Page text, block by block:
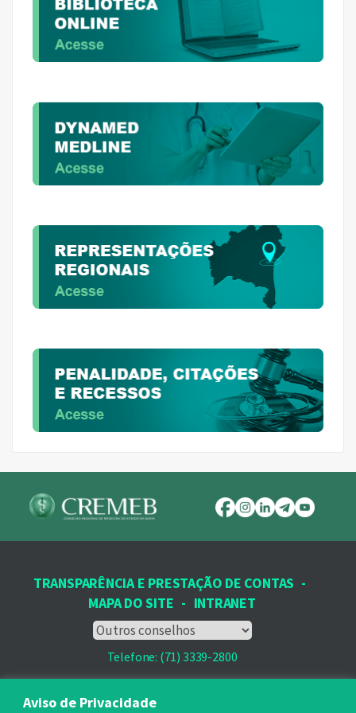
Aviso de Privacidade
Telefone: (71) 3339-2800
Email: protocolo@cremeb.org.br
TRANSPARÊNCIA E PRESTAÇÃO DE CONTAS -
MAPA DO SITE - INTRANET